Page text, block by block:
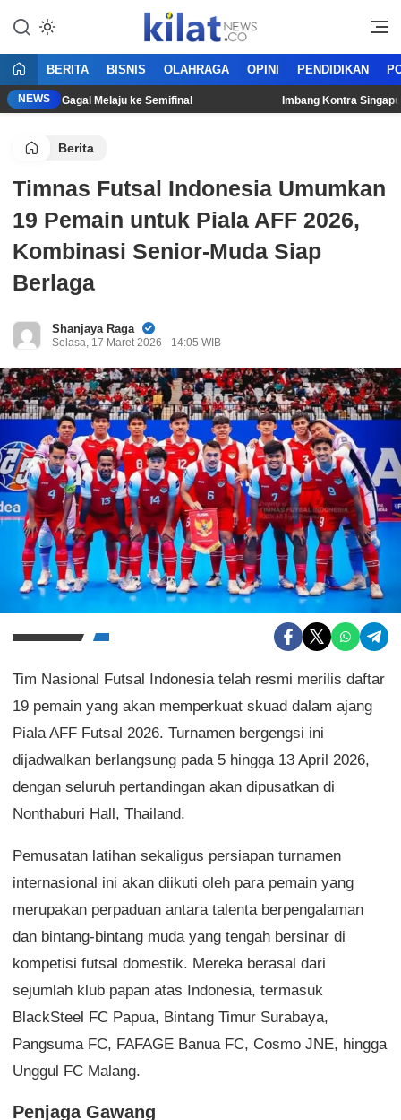
KilatNews.co
Mencerdaskan Anak Bangsa
BERITA BISNIS OLAHRAGA OPINI PENDIDIKAN
NEWSGagal Melaju ke Semifinal Imbang Kontra Singapura,
Berita
Timnas Futsal Indonesia Umumkan
19 Pemain untuk Piala AFF 2026,
Kombinasi Senior-Muda Siap
Berlaga
Shanjaya Raga
Selasa, 17 Maret 2026 - 14:05 WIB
Tim Nasional Futsal Indonesia telah resmi merilis daftar
19 pemain yang akan memperkuat skuad dalam ajang
Piala AFF Futsal 2026. Turnamen bergengsi ini
dijadwalkan berlangsung pada 5 hingga 13 April 2026,
dengan seluruh pertandingan akan dipusatkan di
Nonthaburi Hall, Thailand.
Pemusatan latihan sekaligus persiapan turnamen
internasional ini akan diikuti oleh para pemain yang
merupakan perpaduan antara talenta berpengalaman
dan bintang-bintang muda yang tengah bersinar di
kompetisi futsal domestik. Mereka berasal dari
sejumlah klub papan atas Indonesia, termasuk
BlackSteel FC Papua, Bintang Timur Surabaya,
Pangsuma FC, FAFAGE Banua FC, Cosmo JNE, hingga
Unggul FC Malang.
Penjaga Gawang